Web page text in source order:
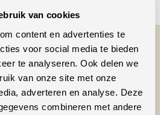
van cookies
content en advertenties te
voor social media te bieden
te analyseren. Ook delen we
van onze site met onze
adverteren en analyse. Deze
combineren met andere